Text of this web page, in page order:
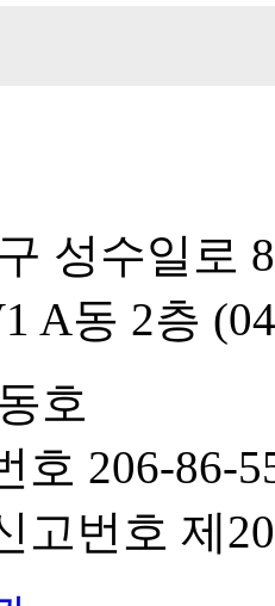
성수일로
A동 2층
호
호 206-86-
고번호 제